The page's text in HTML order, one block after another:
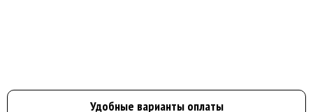
Удобные варианты оплаты